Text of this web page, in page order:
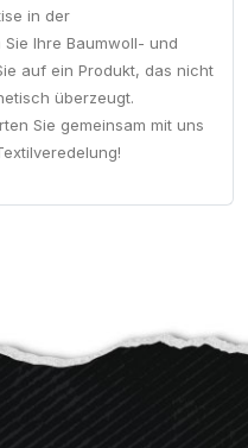
in der
Ihre Baumwoll- und
auf ein Produkt, das nicht
überzeugt.
Sie gemeinsam mit uns